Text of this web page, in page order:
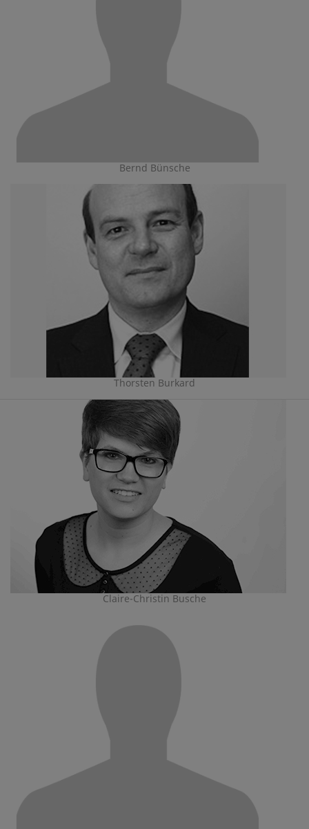
Bernd Bünsche
Thorsten Burkard
Claire-Christin Busche